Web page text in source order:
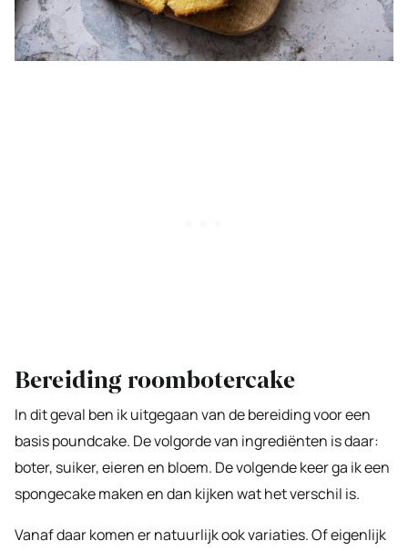
Bereiding roombotercake
In dit geval ben ik uitgegaan van de bereiding voor een
basis poundcake. De volgorde van ingrediënten is daar:
boter, suiker, eieren en bloem. De volgende keer ga ik een
spongecake maken en dan kijken wat het verschil is.
Vanaf daar komen er natuurlijk ook variaties. Of eigenlijk